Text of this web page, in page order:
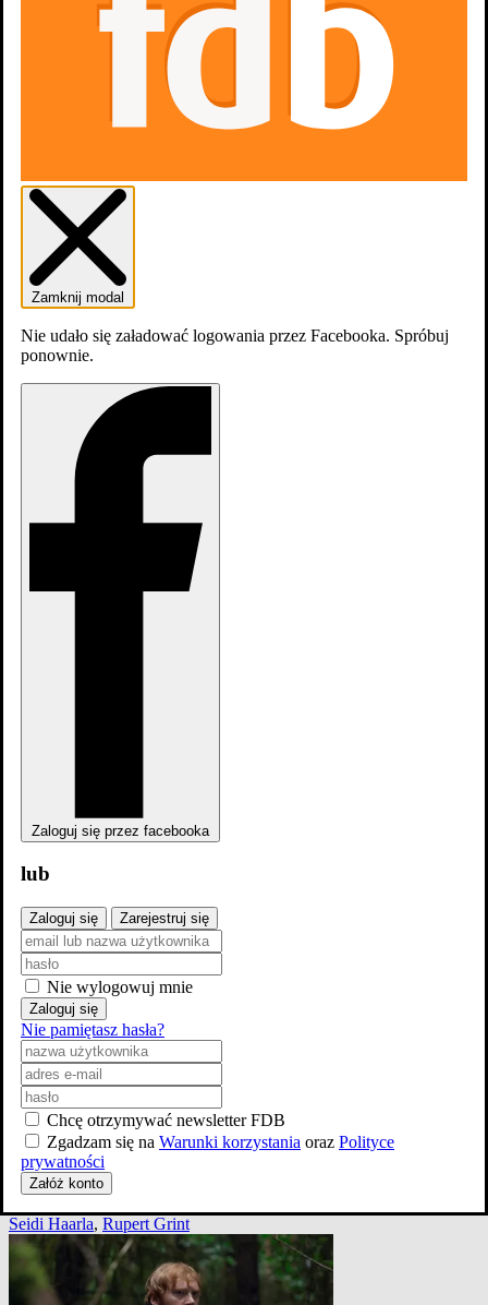
Zdjęcia
dodajzdjęcia
Seidi Haarla, Rupert Grint
Zamknij modal
Nie udało się załadować logowania przez Facebooka. Spróbuj
ponownie.
Zaloguj się przez facebooka
lub
Zaloguj się Zarejestruj się
Nie wylogowuj mnie
Zaloguj się
Nie pamiętasz hasła?
Chcę otrzymywać newsletter FDB
Zgadzam się na Warunki korzystania oraz Polityce
prywatności
Załóż konto